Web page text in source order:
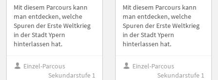
Mit diesem Parcours kann
man entdecken, welche
Spuren der Erste Weltkrieg
in der Stadt Ypern
hinterlassen hat.
Einzel-Parcous
Sekundarstufe 1
Mit diesem Parcours kann
man entdecken, welche
Spuren der Erste Weltkrieg
in der Stadt Ypern
hinterlassen hat.
Einzel-Parcous
Sekundarstufe 1